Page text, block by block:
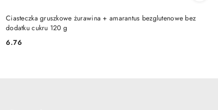
Ciasteczka gruszkowe żurawina + amarantus bezglutenowe bez
dodatku cukru 120 g
Cena:
6.76